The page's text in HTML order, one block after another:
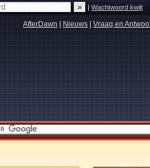
|Wachtwoord kwijt
AfterDawn Nieuws Vraag en